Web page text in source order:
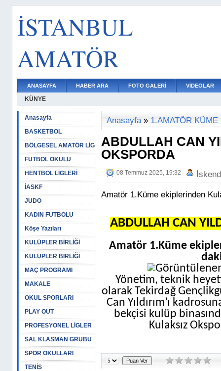
İSTANBUL
AMATÖR
ANASAYFA HABER ARA FOTO GALERİ VİDEOLAR
KÜNYE
Anasayfa
BASKETBOL
BÖLGESEL AMATÖR LİG
FUTBOL OKULU
HENTBOL LİGLERİ
İASKF
JUDO
KADIN FUTBOLU
Köşe Yazıları
KULÜPLER BİRLİĞİ
KULÜPLER BİRLİĞİ
MAÇ PROGRAMI
MAKALE
OKUL SPORLARI
PLAY OUT
PROFESYONEL LİGLER
SAL KLASMAN GRUBU
SPOR OKULLARI
TENİS
Anasayfa» 1.AMATÖR KÜME
ABDULLAH CAN
OKSPORDA
08 Temmuz 2025, 19:32
Amatör 1.Küme ekiplerinden
ABDULLAH CAN
Amatör 1.Küme
Yönetim, teknik
olarak Tekirdağ
Can Yıldırım’ı
bekçisi kulüp
Kulaksız